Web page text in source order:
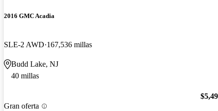
2016 GMC Acadia
SLE-2 AWD 167,536 millas
Budd Lake, NJ
40 millas
Gran oferta